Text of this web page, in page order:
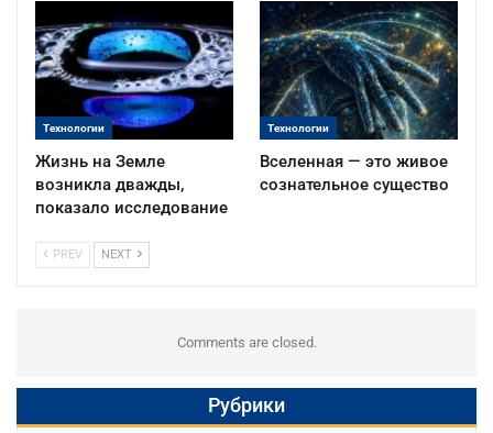
Технологии
Жизнь на Земле
возникла дважды,
показало исследование
Технологии
Вселенная — это живое
сознательное существо
PREV NEXT
Comments are closed.
Рубрики